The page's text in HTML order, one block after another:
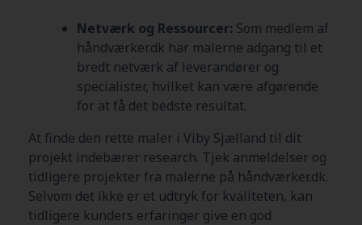
Netværk og Ressourcer: Som medlem af
håndværker.dk har malerne adgang til et
bredt netværk af leverandører og
specialister, hvilket kan være afgørende
for at få det bedste resultat.
At finde den rette maler i Viby Sjælland til dit
projekt indebærer research. Tjek anmeldelser og
tidligere projekter fra malerne på håndværker.dk.
Selvom det ikke er et udtryk for kvaliteten, kan
tidligere kunders erfaringer give en god